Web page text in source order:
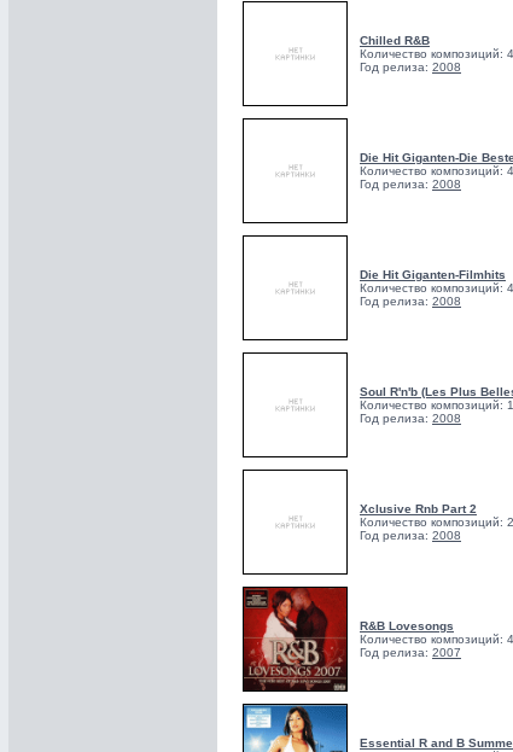
Chilled R&B
Количество композиций:
Год релиза: 2008
Die Hit Giganten-Die
Количество композиций:
Год релиза: 2008
Die Hit Giganten-Filmhits
Количество композиций:
Год релиза: 2008
Soul R'n'b (Les Plus
Количество композиций:
Год релиза: 2008
Xclusive Rnb Part 2
Количество композиций:
Год релиза: 2008
R&B Lovesongs
Количество композиций:
Год релиза: 2007
Essential R and B